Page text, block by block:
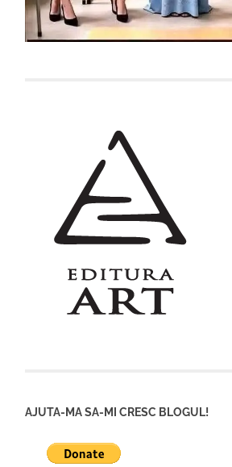
AJUTA-MA SA-MI CRESC BLOGUL!